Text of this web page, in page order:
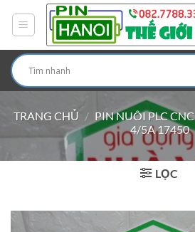
dung
TRANG CHỦ / PIN NUÔI PLC CNC
4/5A 17450
LỌC